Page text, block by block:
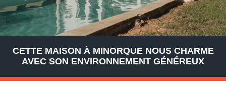
CETTE MAISON À MINORQUE NOUS CHARME
AVEC SON ENVIRONNEMENT GÉNÉREUX